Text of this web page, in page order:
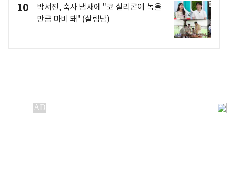
10
박서진, 축사 냄새에 "코 실리콘이 녹을
만큼 마비 돼" (살림남)